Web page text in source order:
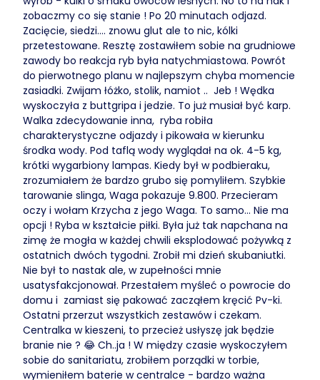
zobaczmy co się stanie ! Po 20 minutach odjazd.
Zacięcie, siedzi.... znowu glut ale to nic, kólki
przetestowane. Resztę zostawiłem sobie na grudniowe
zawody bo reakcja ryb była natychmiastowa. Powrót
do pierwotnego planu w najlepszym chyba momencie
zasiadki. Zwijam łóżko, stolik, namiot .. Jeb ! Wędka
wyskoczyła z buttgripa i jedzie. To już musiał być karp.
Walka zdecydowanie inna, ryba robiła
charakterystyczne odjazdy i pikowała w kierunku
środka wody. Pod taflą wody wyglądał na ok. 4-5 kg,
krótki wygarbiony lampas. Kiedy był w podbieraku,
zrozumiałem że bardzo grubo się pomyliłem. Szybkie
tarowanie slinga, Waga pokazuje 9.800. Przecieram
oczy i wołam Krzycha z jego Waga. To samo... Nie ma
opcji ! Ryba w kształcie piłki. Była już tak napchana na
zimę że mogła w każdej chwili eksplodować pożywką z
ostatnich dwóch tygodni. Zrobił mi dzień skubaniutki.
Nie był to nastak ale, w zupełności mnie
usatysfakcjonował. Przestałem myśleć o powrocie do
domu i zamiast się pakować zacząłem kręcić Pv-ki.
Ostatni przerzut wszystkich zestawów i czekam.
Centralka w kieszeni, to przecież usłyszę jak będzie
branie nie ? 😂 Ch..ja ! W między czasie wyskoczyłem
sobie do sanitariatu, zrobiłem porządki w torbie,
wymieniłem baterie w centralce - bardzo ważna